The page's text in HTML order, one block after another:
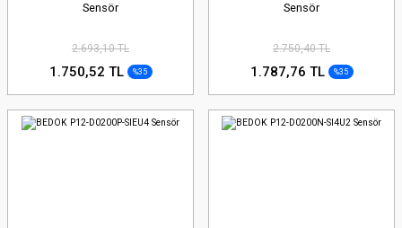
Sensör
2.693,10 TL
1.750,52 TL %35
Sensör
2.750,40 TL
1.787,76 TL %35